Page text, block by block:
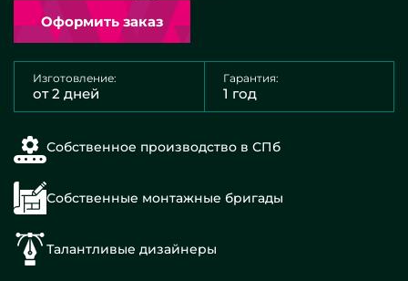
Оформить заказ
Изготовление:
от 2 дней
Гарантия:
1 год
Собственное производство в СПб
Собственные монтажные бригады
Талантливые дизайнеры